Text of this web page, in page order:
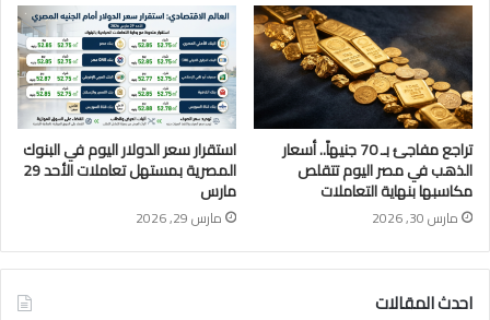
تراجع مفاجئ بـ 70 جنيهاً.. أسعار
الذهب في مصر اليوم تتقلص
مكاسبها بنهاية التعاملات
مارس 30, 2026
استقرار سعر الدولار اليوم في البنوك
المصرية بمستهل تعاملات الأحد 29
مارس
مارس 29, 2026
احدث المقالات